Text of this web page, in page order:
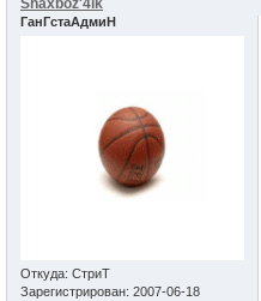
Shaxboz'4ik
ГанГстаАдмиН
Откуда: СтриТ
Зарегистрирован: 2007-06-18